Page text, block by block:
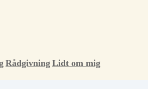
Rådgivning Lidt om mig